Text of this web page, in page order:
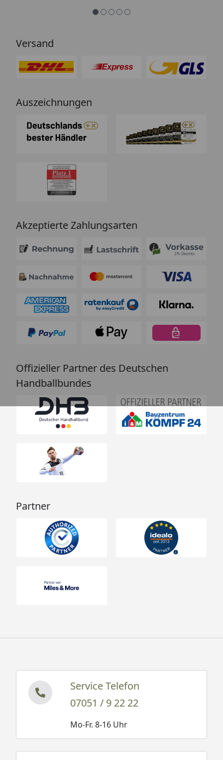
so.“
Versand
Auszeichnungen
Akzeptierte Zahlungsarten
Offizieller Partner des Deutschen
Handballbundes
Partner
Service Telefon
07051 / 9 22 22
Mo-Fr. 8-16 Uhr